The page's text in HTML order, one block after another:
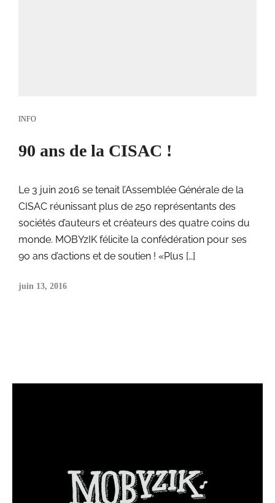
INFO
90 ans de la CISAC !
Le 3 juin 2016 se tenait l’Assemblée Générale de la
CISAC réunissant plus de 250 représentants des
sociétés d’auteurs et créateurs des quatre coins du
monde. MOBYzIK félicite la confédération pour ses
90 ans d’actions et de soutien ! «Plus […]
juin 13, 2016